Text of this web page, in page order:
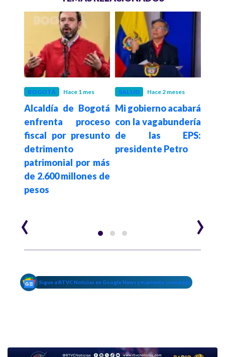
BOGOTÁ Hace 1 mes
Alcaldía de Bogotá
enfrenta proceso
fiscal por presunto
detrimento
patrimonial por más
de 2.600 millones de
pesos
SALUD Hace 2 meses
Mi gobierno acabará
con la vagabundería
de las EPS:
presidente Petro
‹ ›
Sigue a RTVC Noticias en Google News y mantente conectado